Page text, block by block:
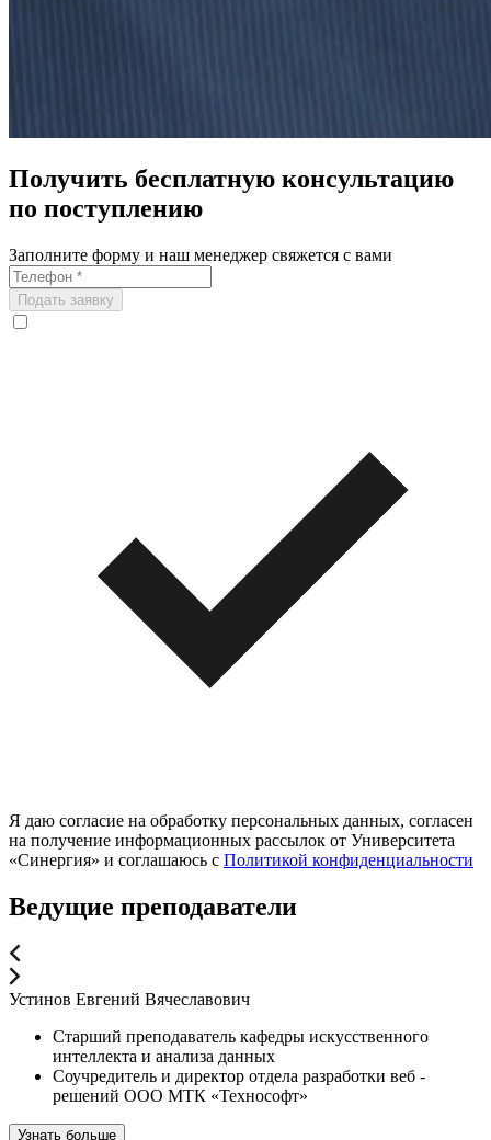
Получить бесплатную консультацию
по поступлению
Заполните форму и наш менеджер свяжется с вами
Подать заявку
Я даю согласие на обработку персональных данных, согласен
на получение информационных рассылок от Университета
«Синергия» и соглашаюсь c Политикой конфиденциальности
Ведущие преподаватели
Устинов Евгений Вячеславович
Старший преподаватель кафедры искусственного
интеллекта и анализа данных
Соучредитель и директор отдела разработки веб -
решений ООО МТК «Технософт»
Узнать больше